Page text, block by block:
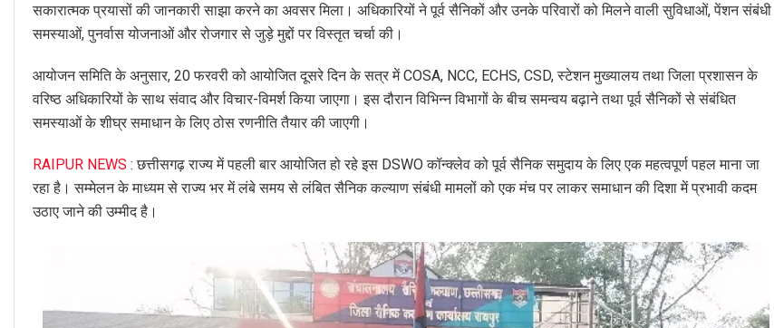
सकारात्मक प्रयासों की जानकारी साझा करने का अवसर मिला। अधिकारियों ने पूर्व सैनिकों और उनके परिवारों को मिलने वाली सुविधाओं, पेंशन संबंधी
समस्याओं, पुनर्वास योजनाओं और रोजगार से जुड़े मुद्दों पर विस्तृत चर्चा की।
आयोजन समिति के अनुसार, 20 फरवरी को आयोजित दूसरे दिन के सत्र में COSA, NCC, ECHS, CSD, स्टेशन मुख्यालय तथा जिला प्रशासन के
वरिष्ठ अधिकारियों के साथ संवाद और विचार-विमर्श किया जाएगा। इस दौरान विभिन्न विभागों के बीच समन्वय बढ़ाने तथा पूर्व सैनिकों से संबंधित
समस्याओं के शीघ्र समाधान के लिए ठोस रणनीति तैयार की जाएगी।
RAIPUR NEWS : छत्तीसगढ़ राज्य में पहली बार आयोजित हो रहे इस DSWO कॉन्क्लेव को पूर्व सैनिक समुदाय के लिए एक महत्वपूर्ण पहल माना जा
रहा है। सम्मेलन के माध्यम से राज्य भर में लंबे समय से लंबित सैनिक कल्याण संबंधी मामलों को एक मंच पर लाकर समाधान की दिशा में प्रभावी कदम
उठाए जाने की उम्मीद है।